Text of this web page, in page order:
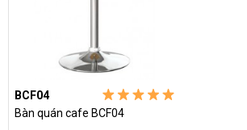
BCF04
Bàn quán cafe BCF04